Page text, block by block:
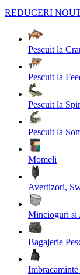
REDUCERI
Pescuit la
Pescuit la
Pescuit la
Pescuit la
Momeli
Avertizori,
Mincioguri si
Bagajerie